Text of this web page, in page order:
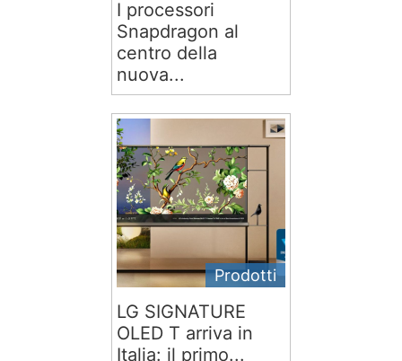
I processori
Snapdragon al
centro della
nuova...
Prodotti
LG SIGNATURE
OLED T arriva in
Italia: il primo...